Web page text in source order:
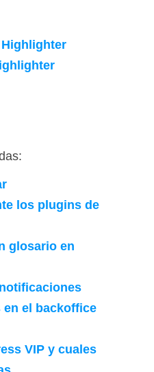
los plugins de
glosario en
en el backoffice
VIP y cuales